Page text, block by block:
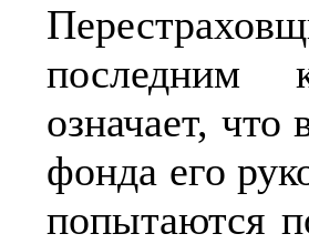
последним
означает, что
фонда его
попытаются